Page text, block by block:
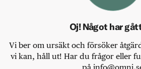
Oj! Något har
Vi ber om ursäkt och försöker
vi kan, håll ut! Har du frågor eller